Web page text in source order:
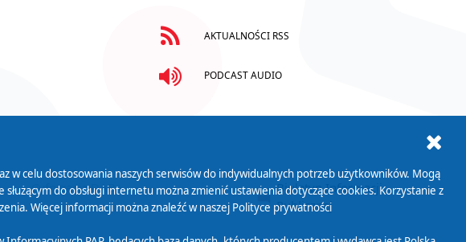
AKTUALNOŚCI RSS
PODCAST AUDIO
Cyfryzacja DAB+
Biuletyn Informacji
Publicznej
w celu dostosowania naszych serwisów do indywidualnych potrzeb użytkowników. Mogą
do obsługi internetu można zmienić ustawienia dotyczące cookies. Korzystanie z
Więcej informacji można znaleźć w naszej Polityce prywatności